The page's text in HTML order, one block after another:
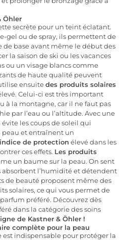
Öhler
secrète pour un teint éclatant.
gel ou de spray, ils permettent de
base avant même le début des
la saison de ski ou les vacances
ou un visage blancs comme
de haute qualité peuvent
ensuitedes produits solaires
Celui-ci est très important
à la montagne, car il ne faut pas
par l’eau ou l’altitude. Avec une
les coups de soleil qui
peau et entraînent un
indice de protection élevé dans les
ces effets. Les produits
un baume sur la peau. On sent
l’humidité et détendent
de beauté proposent même des
solaires, ce qui vous permet de
préféré. Découvrez dès
dans la catégorie des soins
de Kastner & Öhler !
complète pour la peau
est indispensable pour protéger la